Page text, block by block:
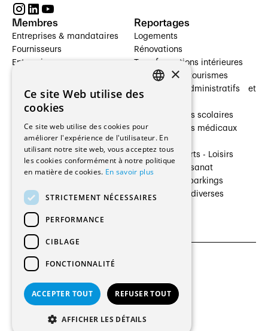
Membres
Entreprises & mandataires
Fournisseurs
Entreprises
Architectes paysagistes
Architectes d'intérieur
Entreprises générales
Ingénieurs et mandataires
Fabricants / Fournisseurs
Régies immobilières
Gestion PPE
Reportages
Logements
Rénovations
Transformations intérieures
Hôtelleries et tourismes
Bâtiments administratifs et
Établissements scolaires
Établissements médicaux
Villas
Cultures - Sports - Loisirs
Industrie - Artisanat
Transports et parkings
Constructions diverses
© 2026 Tous droits réservés
CGU et Politique de confidentialités
×
Ce site Web utilise des
cookies
Ce site web utilise des cookies pour
améliorer l'expérience de l'utilisateur. En
utilisant notre site web, vous acceptez tous
les cookies conformément à notre politique
en matière de cookies. En savoir plus
STRICTEMENT NÉCESSAIRES
PERFORMANCE
CIBLAGE
FONCTIONNALITÉ
ACCEPTER TOUT REFUSER TOUT
AFFICHER LES DÉTAILS